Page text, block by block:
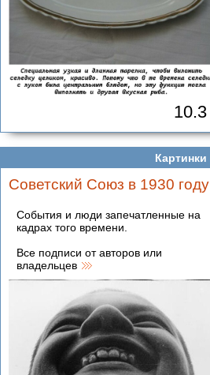
10.3
Картинки
Советский Союз в 1930 году
События и люди запечатленные на
кадрах того времени.
Все подписи от авторов или
владельцев